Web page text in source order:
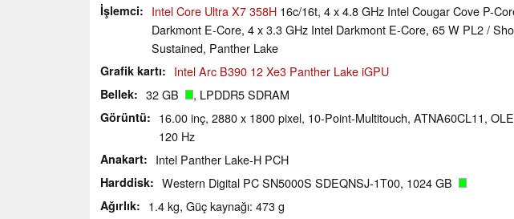
İşlemci
Intel Core Ultra X7 358H 16c/16t, 4 x 4.8 GHz Intel Cougar Cove P-
Darkmont E-Core, 4 x 3.3 GHz Intel Darkmont E-Core, 65 W PL2 /
Sustained, Panther Lake
Grafik kartı Intel Arc B390 12 Xe3 Panther Lake iGPU
Bellek 32 GB , LPDDR5 SDRAM
Görüntü
16.00 inç, 2880 x 1800 pixel, 10-Point-Multitouch, ATNA60CL11,
120 Hz
Anakart Intel Panther Lake-H PCH
Harddisk Western Digital PC SN5000S SDEQNSJ-1T00, 1024 GB
Ağırlık 1.4 kg, Güç kaynağı: 473 g